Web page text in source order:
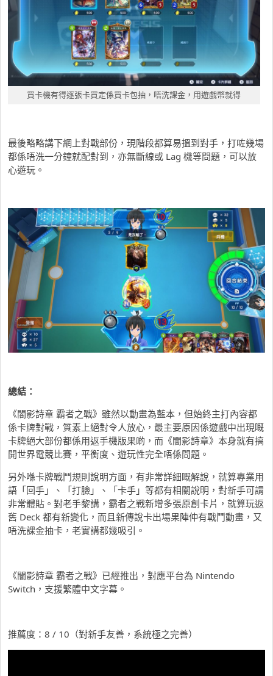
買卡機有得逐張卡買定係買卡包抽，唔洗課金，用遊戲幣就得
最後略略講下網上對戰部份，現階段都算易搵到對手，打咗幾場
都係唔洗一分鐘就配對到，亦無斷線或 Lag 機等問題，可以放
心遊玩。
總結：
《闇影詩章 霸者之戰》雖然以動畫為藍本，但始終主打內容都
係卡牌對戰，質素上絕對令人放心，最主要原因係遊戲中出現嘅
卡牌絕大部份都係用返手機版果啲，而《闇影詩章》本身就有搞
開世界電競比賽，平衡度、遊玩性完全唔係問題。
另外喺卡牌戰鬥規則說明方面，有非常詳細嘅解說，就算專業用
語「回手」、「打臉」、「卡手」等都有相關說明，對新手可謂
非常體貼。對老手黎講，霸者之戰新增多張原創卡片，就算玩返
舊 Deck 都有新變化，而且新傳說卡出場果陣仲有戰鬥動畫，又
唔洗課金抽卡，老實講都幾吸引。
《闇影詩章 霸者之戰》已經推出，對應平台為 Nintendo
Switch，支援繁體中文字幕。
推薦度：8 / 10（對新手友善，系統極之完善）